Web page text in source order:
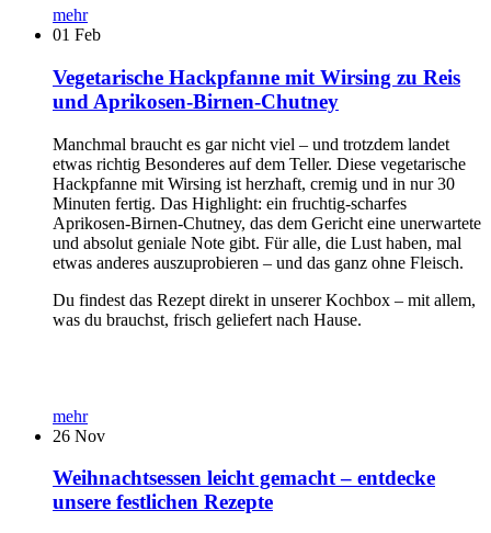
mehr
01 Feb
Vegetarische Hackpfanne mit Wirsing zu Reis
und Aprikosen-Birnen-Chutney
Manchmal braucht es gar nicht viel – und trotzdem landet
etwas richtig Besonderes auf dem Teller. Diese vegetarische
Hackpfanne mit Wirsing ist herzhaft, cremig und in nur 30
Minuten fertig. Das Highlight: ein fruchtig-scharfes
Aprikosen-Birnen-Chutney, das dem Gericht eine unerwartete
und absolut geniale Note gibt. Für alle, die Lust haben, mal
etwas anderes auszuprobieren – und das ganz ohne Fleisch.
Du findest das Rezept direkt in unserer Kochbox – mit allem,
was du brauchst, frisch geliefert nach Hause.
mehr
26 Nov
Weihnachtsessen leicht gemacht – entdecke
unsere festlichen Rezepte